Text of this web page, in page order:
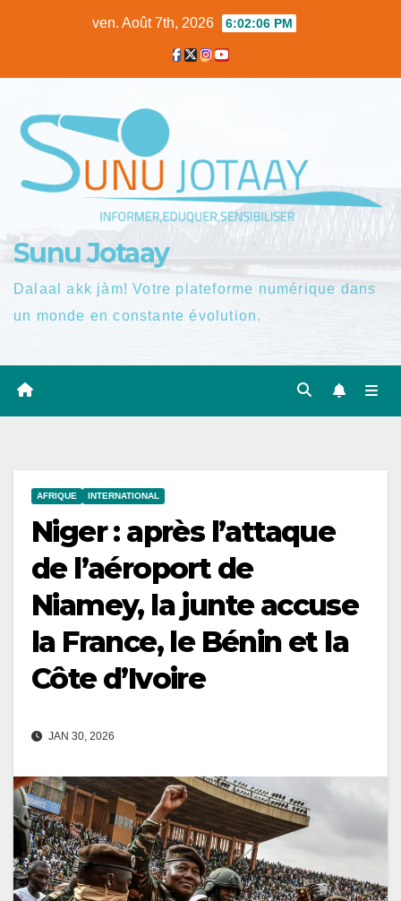
ven. Août 7th, 2026 6:02:07 PM
Sunu Jotaay
Dalaal akk jàm! Votre plateforme numérique dans
un monde en constante évolution.
AFRIQUE INTERNATIONAL
Niger : après l’attaque
de l’aéroport de
Niamey, la junte accuse
la France, le Bénin et la
Côte d’Ivoire
JAN 30, 2026